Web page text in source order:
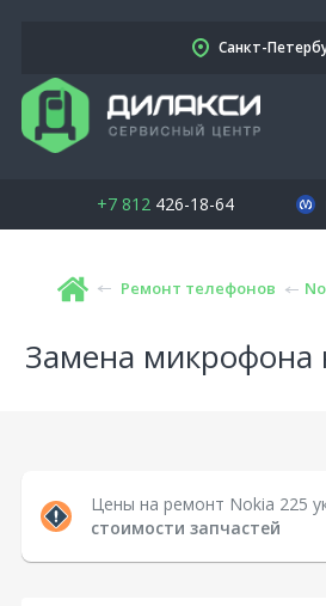
Санкт-
+7 812426-18-64
Ремонт телефонов
Замена микрофона
Цены на ремонт Nokia 225
стоимости запчастей